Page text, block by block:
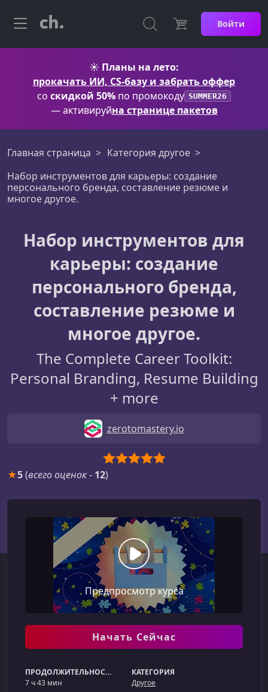
Войти
☀️ Планы на лето:
прокачать ИИ, CS-базу и забрать оффер
со скидкой 50% по промокоду SUMMER26
— активируйна странице пакетов
Главная страница
Категория другое
Набор инструментов для карьеры: создание
персонального бренда, составление резюме и
многое другое.
Набор инструментов для
карьеры: создание
персонального бренда,
составление резюме и
многое другое.
The Complete Career Toolkit:
Personal Branding, Resume Building
+ more
zerotomastery.io
★5(всего оценок- 12)
Предпросмотр курса
Начать Сейчас
ПРОДОЛЖИТЕЛЬНОСТЬ
7 ч 43 мин
КАТЕГОРИЯ
Другое